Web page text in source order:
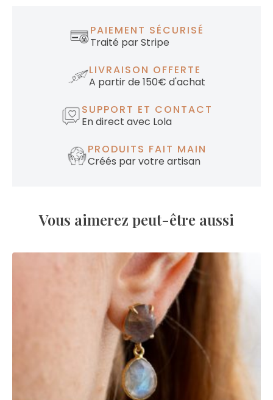
PAIEMENT SÉCURISÉ
Traité par Stripe
LIVRAISON OFFERTE
A partir de 150€ d'achat
SUPPORT ET CONTACT
En direct avec Lola
PRODUITS FAIT MAIN
Créés par votre artisan
Vous aimerez peut-être aussi